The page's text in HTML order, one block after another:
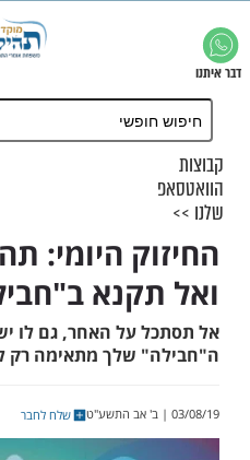
היומי:
על האחר, גם לו יש את
שלך מתאימה רק לך,